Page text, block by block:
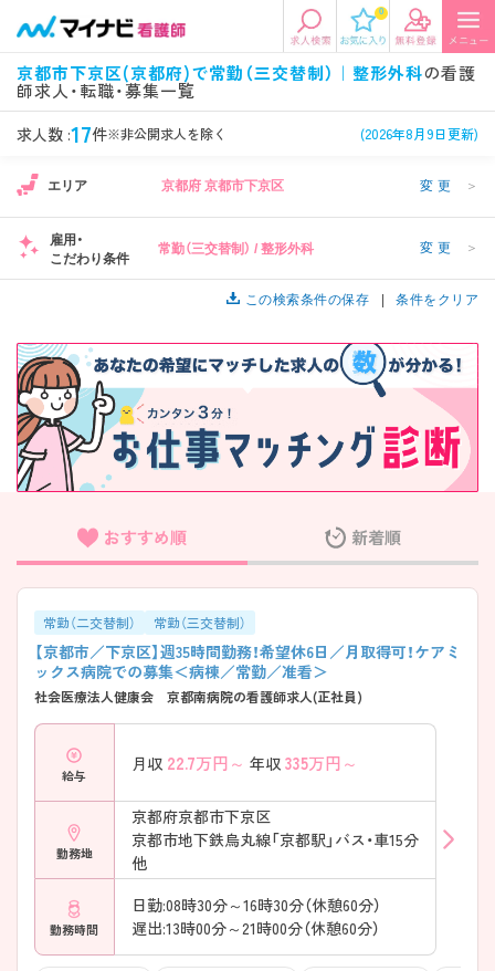
0
京都市下京区(京都府)で常勤（三交替制）｜整形外科の看護
師求人・転職・募集一覧
求人数 :17件※非公開求人を除く (2026年8月9日更新)
エリアから探す
エリアから探す
関東 北陸・信越
東海 関西
九州・沖縄
希望の求人条件を選択
条件項目の選択に戻る
資格 勤務形態
施設形態
病院、クリニック・診療所など
担当業務
病棟、外来など
美容外科、
循環器内科など
未経験歓迎、
土日祝休みなど
年収
年収500万円以上など 正社員、契約社員など
フリーワード検索
エリア 京都府 京都市下京区 変更 ＞
雇用・
こだわり条件
常勤（三交替制） / 整形外科 変更 ＞
この検索条件の保存 条件をクリア
おすすめ順 新着順
常勤（二交替制） 常勤（三交替制）
【京都市／下京区】週35時間勤務！希望休6日／月取得可！ケアミ
ックス病院での募集＜病棟／常勤／准看＞
社会医療法人健康会 京都南病院の看護師求人(正社員)
給与
月収 22.7万円～ 年収 335万円～
勤務地
京都府京都市下京区
京都市地下鉄烏丸線「京都駅」バス・車15分
他
勤務時間
日勤:08時30分～16時30分（休憩60分）
遅出:13時00分～21時00分（休憩60分）